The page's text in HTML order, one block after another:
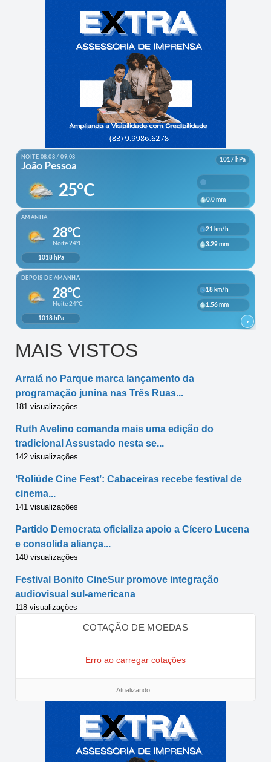
MAIS VISTOS
Arraiá no Parque marca lançamento da
programação junina nas Três Ruas...
181 visualizações
Ruth Avelino comanda mais uma edição do
tradicional Assustado nesta se...
142 visualizações
‘Roliúde Cine Fest’: Cabaceiras recebe festival de
cinema...
141 visualizações
Partido Democrata oficializa apoio a Cícero Lucena
e consolida aliança...
140 visualizações
Festival Bonito CineSur promove integração
audiovisual sul-americana
118 visualizações
COTAÇÃO DE MOEDAS
Erro ao carregar cotações
Atualizando...